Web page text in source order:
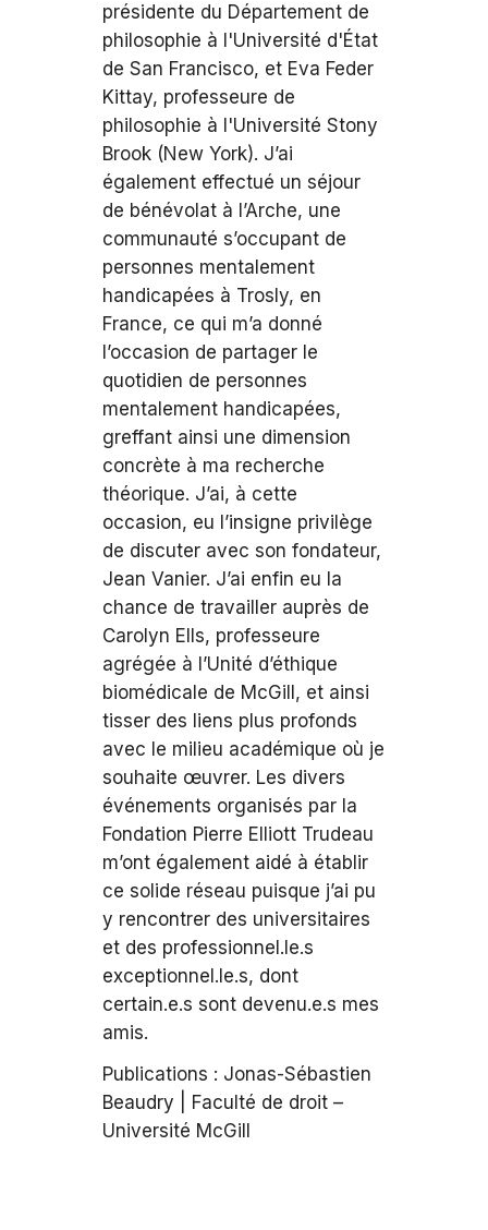
présidente du Département de
philosophie à l'Université d'État
de San Francisco, et Eva Feder
Kittay, professeure de
philosophie à l'Université Stony
Brook (New York). J’ai
également effectué un séjour
de bénévolat à l’Arche, une
communauté s’occupant de
personnes mentalement
handicapées à Trosly, en
France, ce qui m’a donné
l’occasion de partager le
quotidien de personnes
mentalement handicapées,
greffant ainsi une dimension
concrète à ma recherche
théorique. J’ai, à cette
occasion, eu l’insigne privilège
de discuter avec son fondateur,
Jean Vanier. J’ai enfin eu la
chance de travailler auprès de
Carolyn Ells, professeure
agrégée à l’Unité d’éthique
biomédicale de McGill, et ainsi
tisser des liens plus profonds
avec le milieu académique où je
souhaite œuvrer. Les divers
événements organisés par la
Fondation Pierre Elliott Trudeau
m’ont également aidé à établir
ce solide réseau puisque j’ai pu
y rencontrer des universitaires
et des professionnel.le.s
exceptionnel.le.s, dont
certain.e.s sont devenu.e.s mes
amis.
Publications : Jonas-Sébastien
Beaudry | Faculté de droit –
Université McGill